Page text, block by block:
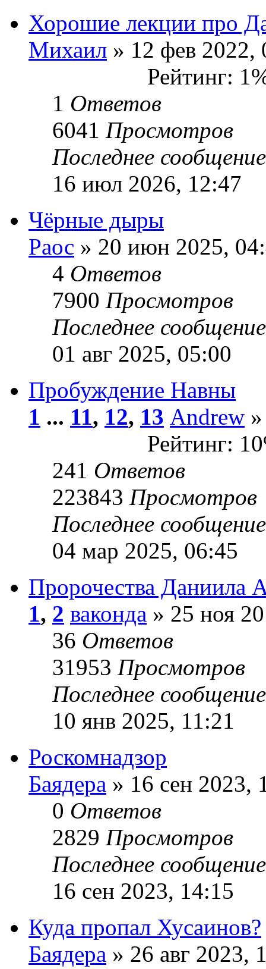
Хорошие лекции про
Михаил » 12 фев 2022,
Рейтинг:
1 Ответов
6041 Просмотров
Последнее
16 июл 2026, 12:47
Чёрные дыры
Раос » 20 июн 2025,
4 Ответов
7900 Просмотров
Последнее
01 авг 2025, 05:00
Пробуждение Навны
1 ... 11, 12, 13 Andrew
Рейтинг:
241 Ответов
223843 Просмотров
Последнее
04 мар 2025, 06:45
Пророчества Даниила
1, 2 ваконда » 25 ноя
36 Ответов
31953 Просмотров
Последнее
10 янв 2025, 11:21
Роскомнадзор
Баядера » 16 сен 2023,
0 Ответов
2829 Просмотров
Последнее
16 сен 2023, 14:15
Куда пропал Хусаинов?
Баядера » 26 авг 2023,